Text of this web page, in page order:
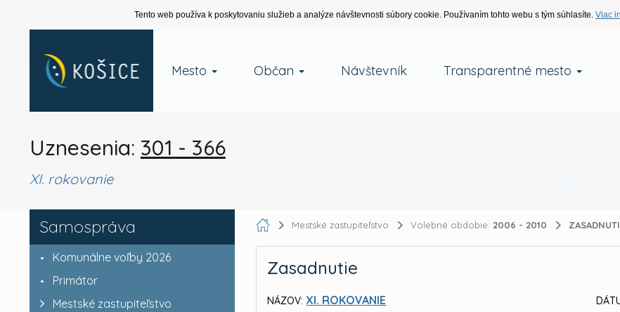
Tento web používa k poskytovaniu služieb a analýze návštevnosti súbory cookie. Používaním tohto webu s tým súhlasíte. Viac
Mesto Občan Návštevník Transparentné mesto
Uznesenia: 301 - 366
XI. rokovanie
Samospráva
Komunálne voľby 2026
Primátor
Mestské zastupiteľstvo
Mestské zastupiteľstvo Volebné obdobie: 2006 - 2010
Zasadnutie
NÁZOV: XI. ROKOVANIE